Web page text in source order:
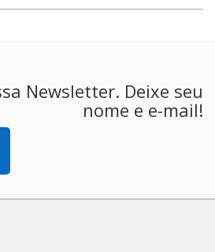
Newsletter. Deixe seu
nome e e-mail!